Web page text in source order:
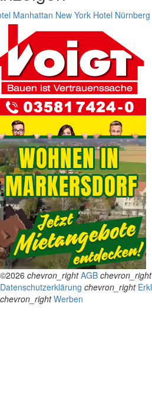
Manhattan New York Hotel Nürnberg
©2026 chevron_right AGB chevron_right
Datenschutzerklärung chevron_right
chevron_right Werben